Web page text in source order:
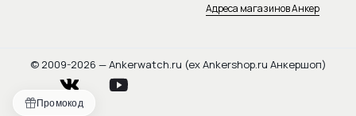
Промокод
Адреса магазинов Анкер
© 2009-2026 — Ankerwatch.ru (ex Ankershop.ru Анкершоп)
vkontakte youtube